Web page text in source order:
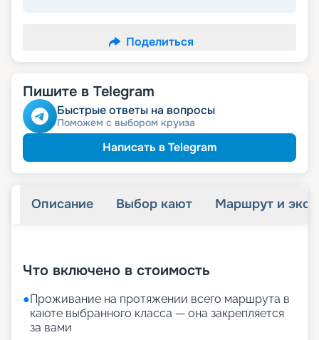
Поделиться
Пишите в Telegram
Быстрые ответы на вопросы
Поможем с выбором круиза
Написать в Telegram
Описание Выбор кают Маршрут и
Что включено в стоимость
●Проживание на протяжении всего маршрута в
каюте выбранного класса — она закрепляется
за вами